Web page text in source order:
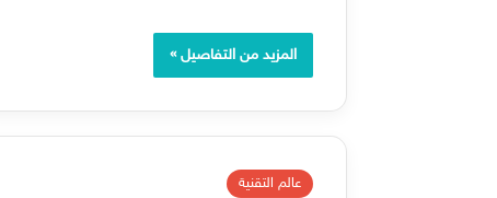
المزيد من التفاصيل »
عالم التقنية